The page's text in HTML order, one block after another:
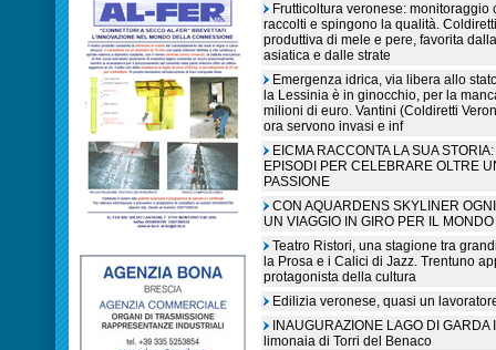
Frutticoltura veronese:
raccolti e spingono la qualità.
produttiva di mele e pere, favorita
asiatica e dalle strate
Emergenza idrica, via libera allo
la Lessinia è in ginocchio, per la
milioni di euro. Vantini (Coldiretti
ora servono invasi e inf
EICMA RACCONTA LA SUA
EPISODI PER CELEBRARE OLTRE
PASSIONE
CON AQUARDENS SKYLINER
UN VIAGGIO IN GIRO PER IL MONDO
Teatro Ristori, una stagione tra
la Prosa e i Calici di Jazz. Trentuno
protagonista della cultura
Edilizia veronese, quasi un
INAUGURAZIONE LAGO DI
limonaia di Torri del Benaco